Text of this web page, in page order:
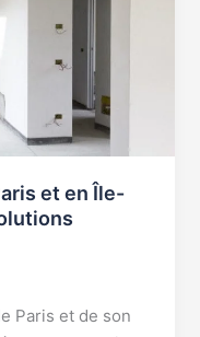
et en Île-
Paris et de son